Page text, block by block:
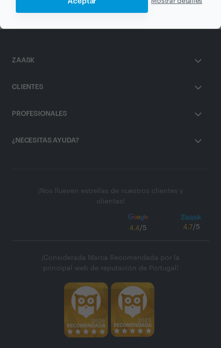
ZAASK
CLIENTES
PROFESIONALES
¿NECESITAS AYUDA?
¡Nos llueven estrellas de nuestros clientes y
clientas!
4.4/5 4.7/5
¡Considerada Marca Recomendada por la
principal web de reputación de Portugal!